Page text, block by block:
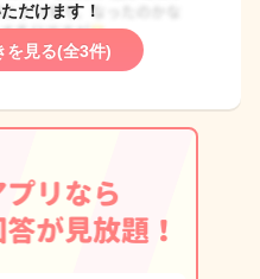
だけます！
を見る(全3件)